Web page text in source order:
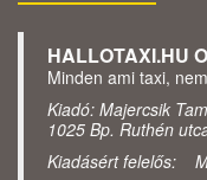
HALLOTAXI.HU
Minden ami taxi,
Kiadó: Majercsik
1025 Bp. Ruthén
Kiadásért felelős: